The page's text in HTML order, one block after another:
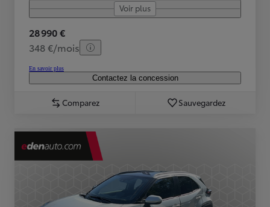
Voir plus
28 990 €
348 €/mois
En savoir plus
Contactez la concession
Comparez Sauvegardez